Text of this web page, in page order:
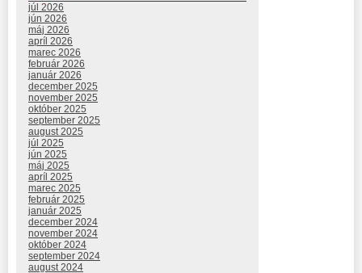
júl 2026
jún 2026
máj 2026
apríl 2026
marec 2026
február 2026
január 2026
december 2025
november 2025
október 2025
september 2025
august 2025
júl 2025
jún 2025
máj 2025
apríl 2025
marec 2025
február 2025
január 2025
december 2024
november 2024
október 2024
september 2024
august 2024